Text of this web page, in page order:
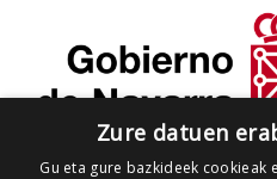
Zure datuen
Gu eta gure bazkideek cookieak